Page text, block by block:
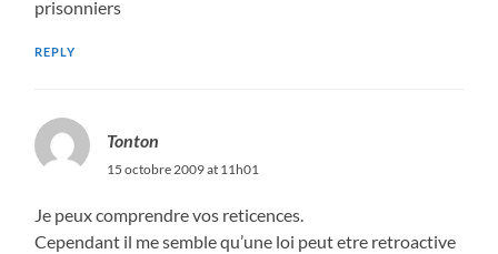
prisonniers
REPLY
Tonton
15 octobre 2009 at 11h01
Je peux comprendre vos reticences.
Cependant il me semble qu’une loi peut etre retroactive